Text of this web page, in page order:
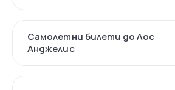
Самолетни билети до Лос
Анджелис